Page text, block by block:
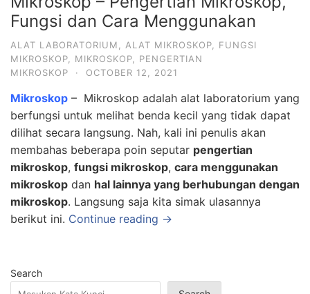
Fungsi dan Cara Menggunakan
ALAT LABORATORIUM ALAT MIKROSKOP
FUNGSI
MIKROSKOP
MIKROSKOP
PENGERTIAN
MIKROSKOP
· OCTOBER 12, 2021
Mikroskop – Mikroskop adalah alat laboratorium yang
berfungsi untuk melihat benda kecil yang tidak dapat
dilihat secara langsung. Nah, kali ini penulis akan
membahas beberapa poin seputar pengertian
mikroskop, fungsi mikroskop, cara menggunakan
mikroskop dan hal lainnya yang berhubungan dengan
mikroskop. Langsung saja kita simak ulasannya
berikut ini. Continue reading →
Search